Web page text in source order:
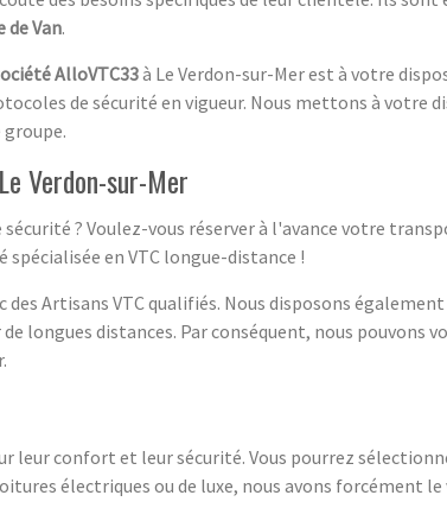
de Van.
AlloVTC33à Le Verdon-sur-Mer est à votre
de sécurité en vigueur. Nous mettons à votre
Verdon-sur-Mer
? Voulez-vous réserver à l'avance votre
en VTC longue-distance !
Artisans VTC qualifiés. Nous disposons
longues distances. Par conséquent, nous pouvons
leur confort et leur sécurité. Vous pourrez
électriques ou de luxe, nous avons forcément le